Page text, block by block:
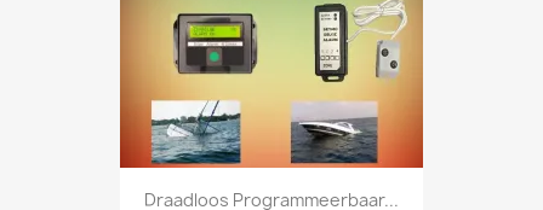
Draadloos Programmeerbaar...